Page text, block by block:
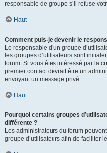
responsable de groupe s’il refuse
Haut
Comment puis-je devenir le
Le responsable d’un groupe
les groupes d’utilisateurs sont
forum. Si vous êtes intéressé par la
premier contact devrait être un
envoyant un message privé.
Haut
Pourquoi certains groupes
différente ?
Les administrateurs du forum
groupe d’utilisateurs afin de faciliter